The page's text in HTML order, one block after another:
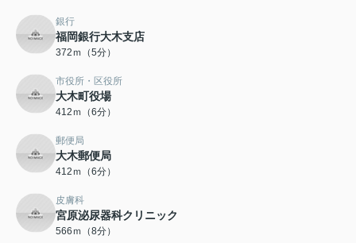
銀行
福岡銀行大木支店
372ｍ（5分）
市役所・区役所
大木町役場
412ｍ（6分）
郵便局
大木郵便局
412ｍ（6分）
皮膚科
宮原泌尿器科クリニック
566ｍ（8分）